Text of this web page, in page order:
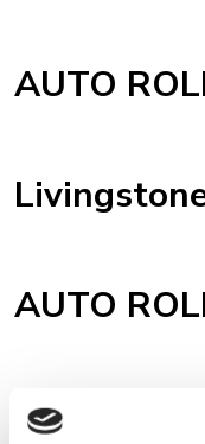
AUTO
AUTO
Livingstone